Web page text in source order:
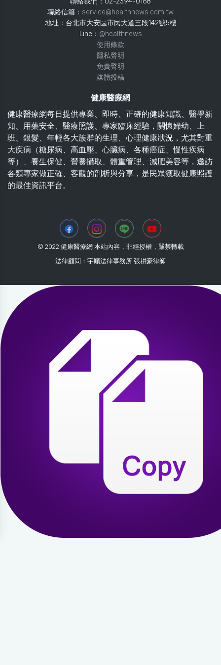
聯絡信箱： service@healthnews.com.tw
地址：台北市大安區市民大道三段142號5樓
Line： @healthnews
使用條款
隱私聲明
免責聲明
媒體投稿
健康醫療網
健康醫療網每日提供專業、即時、正確的健康知識、醫學新
知、用藥安全、醫療照護、專家臨床經驗，關懷婦幼、上
班、銀髮、年輕各大族群的生理、心理健康狀況，尤其對重
大疾病（糖尿病、高血壓、心臟病、各種癌症、慢性疾病
等）、養生保健、營養攝取、體重管理、減肥美容等，邀訪
各類專家做正確、客觀的剖析與分享，是民眾獲取健康照護
的最佳資訊平台。
© 2022 健康醫療網 本站內容，非經授權，嚴禁轉載
法律顧問：宇順法律事務所 張耕豪律師